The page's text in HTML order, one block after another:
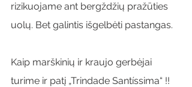
rizikuojame ant bergždžių pražūties
uolų. Bet galintis išgelbėti pastangas.
Kaip marškinių ir kraujo gerbėjai
turime ir patį „Trindade Santíssima“ !!